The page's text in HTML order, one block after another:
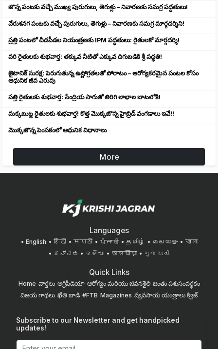
జొన్న పంటకు వచ్చే ముఖ్య పురుగులు, తెగుళ్లు – నివారణకు సమగ్ర పద్ధతులు!
వేరుశనగ పంటకు వచ్చే పురుగులు, తెగుళ్లు – నివారణకు సమగ్ర మార్గదర్శిని!
ప్రత్తి పంటలో చీడపీడల నియంత్రణకు IPM పద్ధతులు: రైతులకో మార్గదర్శి!
వరి రైతులకు శుభవార్త: తక్కువ నీటితో ఎక్కువ దిగుబడికి శ్రీ పద్ధతి!
జైటానిక్ సురక్ష: పెరుగుతున్న ఉష్ణోగ్రతలతో పోరాటం – ఆరోగ్యకరమైన పంటల కోసం
ఆధునిక జీవ ఎరువు
పత్తి రైతులకు శుభవార్త: సేంద్రియ సాగుతో తిరిగి లాభాల బాటలోకి!
మక్కబుట్ట రైతులకు శుభవార్త! కొత్త మొక్కజొన్న హైబ్రిడ్ వంగడాలు ఇవే!!
మొక్కజొన్న పెంపకంలో ఆధునిక విధానాలు
More
Languages
English हिंदी मराठी ਪੰਜਾਬੀ தமிழ் മലയാളം
বাংলা
ಕನ್ನಡ
ଓଡିଆ অসমীয়া ગુજરાતી
Quick Links
Home వార్తలు అగ్రిపీడియా ఆరోగ్యం మరియు జీవనశైలి జంతు పశుసంవర్ధకం
విజయ గాథలు ఖేతి బాడి #FTB Magazines వ్యవసాయ యంత్రాలు క్విజ్
Subscribe to our Newsletter and get handpicked
updates!